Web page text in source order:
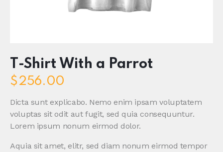
T-Shirt With a Parrot
$ 256.00
Dicta sunt explicabo. Nemo enim ipsam voluptatem
voluptas sit odit aut fugit, sed quia consequuntur.
Lorem ipsum nonum eirmod dolor.
Aquia sit amet, elitr, sed diam nonum eirmod tempor